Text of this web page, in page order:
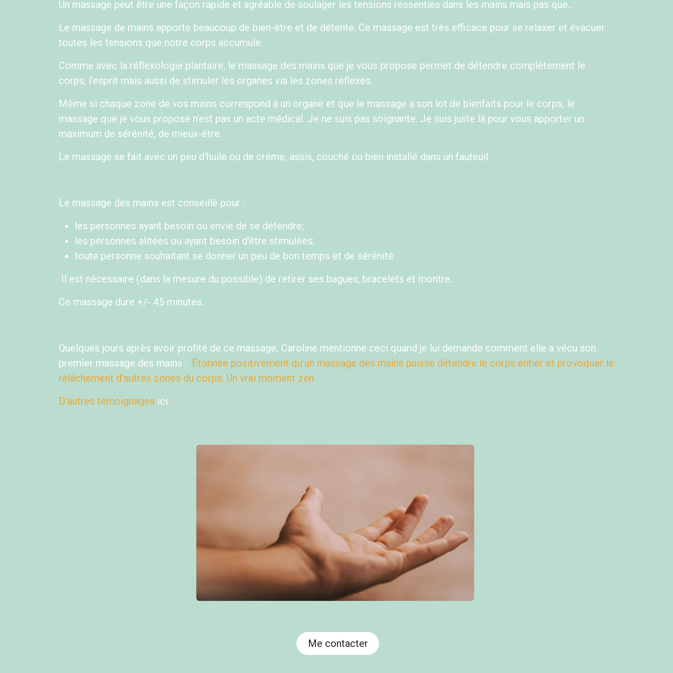
Un massage peut être une façon rapide et agréable de soulager les tensions ressenties dans les mains mais pas que…
Le massage de mains apporte beaucoup de bien-être et de détente. Ce massage est très efficace pour se relaxer et évacuer
toutes les tensions que notre corps accumule.
Comme avec la réflexologie plantaire, le massage des mains que je vous propose permet de détendre complètement le
corps, l’esprit mais aussi de stimuler les organes via les zones réflexes.
Même si chaque zone de vos mains correspond à un organe et que le massage a son lot de bienfaits pour le corps, le
massage que je vous propose n’est pas un acte médical. Je ne suis pas soignante. Je suis juste là pour vous apporter un
maximum de sérénité, de mieux-être.​
Le massage se fait avec un peu d'huile ou de crème, assis, couché ou bien installé dans un fauteuil.
Le massage des mains est conseillé pour :
​les personnes ayant besoin ou envie de se détendre;
les personnes alitées ou ayant besoin d'être stimulées;
toute personne souhaitant se donner un peu de bon temps et de sérénité
Il est nécessaire (dans la mesure du possible) de retirer ses bagues, bracelets et montre.
Ce massage dure +/- 45 minutes.
Quelques jours après avoir profité de ce massage, Caroline mentionne ceci quand je lui demande comment elle a vécu son
premier massage des mains : Étonnée positivement qu’un massage des mains puisse détendre le corps entier et provoquer le
relâchement d’autres zones du corps. Un vrai moment zen.
D'autres témoignages ici.
Me contacter